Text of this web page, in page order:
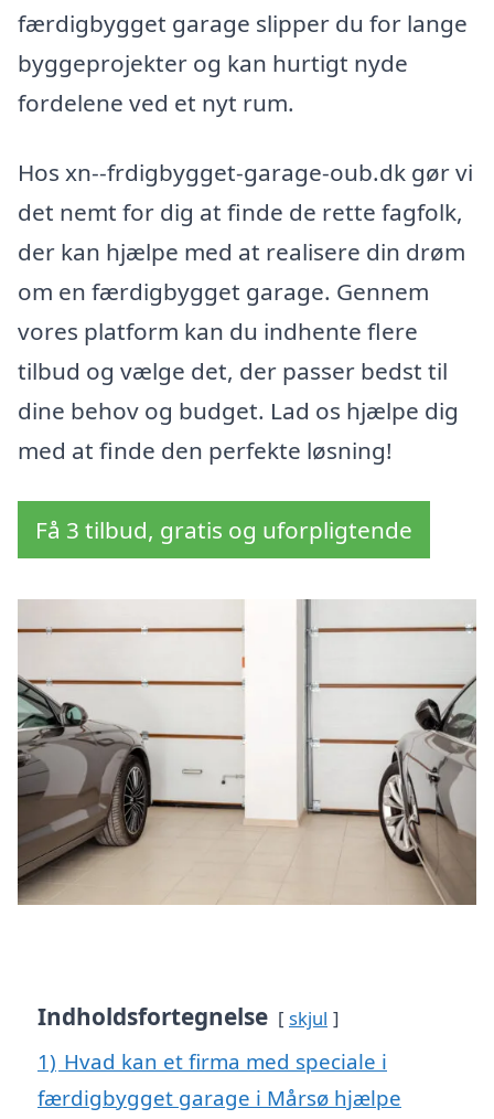
færdigbygget garage slipper du for lange
byggeprojekter og kan hurtigt nyde
fordelene ved et nyt rum.
Hos xn--frdigbygget-garage-oub.dk gør vi
det nemt for dig at finde de rette fagfolk,
der kan hjælpe med at realisere din drøm
om en færdigbygget garage. Gennem
vores platform kan du indhente flere
tilbud og vælge det, der passer bedst til
dine behov og budget. Lad os hjælpe dig
med at finde den perfekte løsning!
Få 3 tilbud, gratis og uforpligtende
Indholdsfortegnelse skjul
1) Hvad kan et firma med speciale i
færdigbygget garage i Mårsø hjælpe